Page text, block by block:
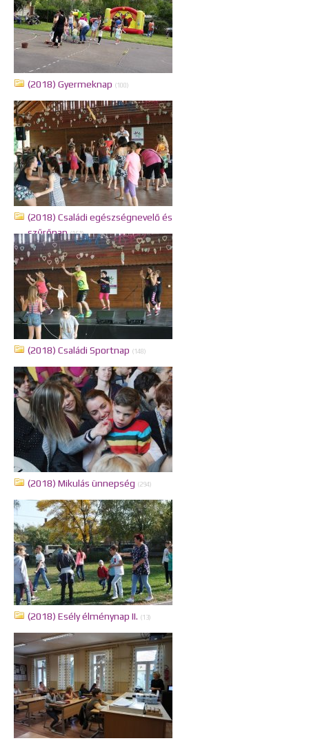
(2018) Gyermeknap (100)
(2018) Családi egészségnevelő és
szűrőnap (161)
(2018) Családi Sportnap (148)
(2018) Mikulás ünnepség (294)
(2018) Esély élménynap II. (13)